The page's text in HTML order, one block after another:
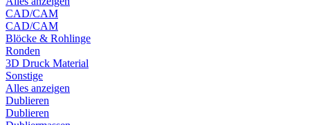
CAD/CAM
CAD/CAM
Blöcke & Rohlinge
Ronden
3D Druck Material
Sonstige
Alles anzeigen
Dublieren
Dublieren